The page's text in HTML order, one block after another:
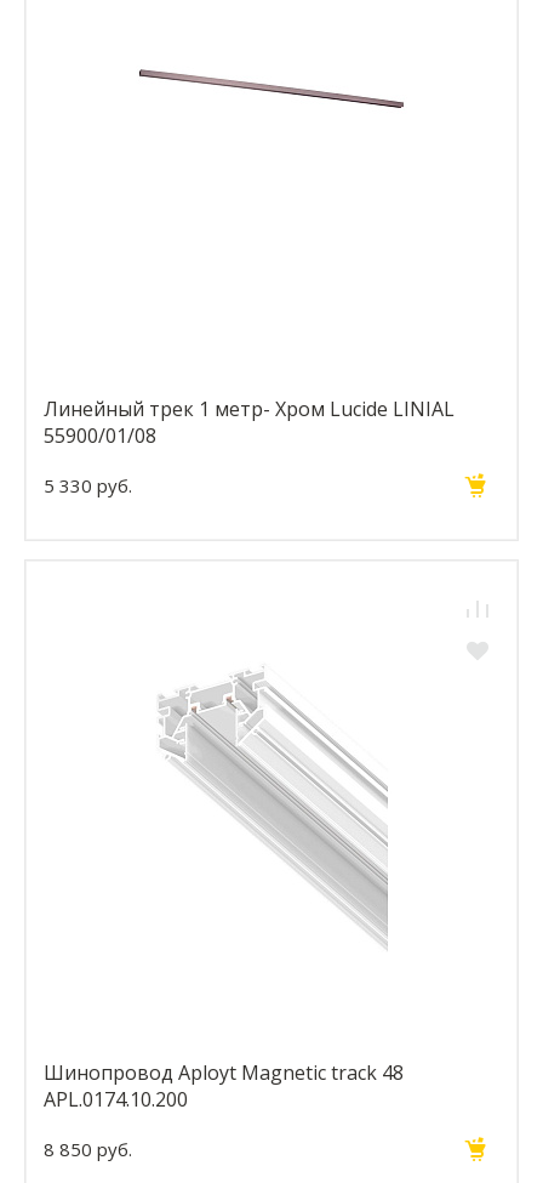
Линейный трек 1 метр- Хром Lucide LINIAL
55900/01/08
5 330 руб.
Шинопровод Aployt Magnetic track 48
APL.0174.10.200
8 850 руб.